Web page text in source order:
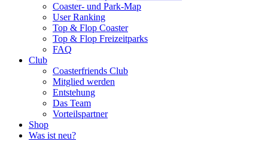
Coaster- und Park-Map
User Ranking
Top & Flop Coaster
Top & Flop Freizeitparks
FAQ
Club
Coasterfriends Club
Mitglied werden
Entstehung
Das Team
Vorteilspartner
Shop
Was ist neu?